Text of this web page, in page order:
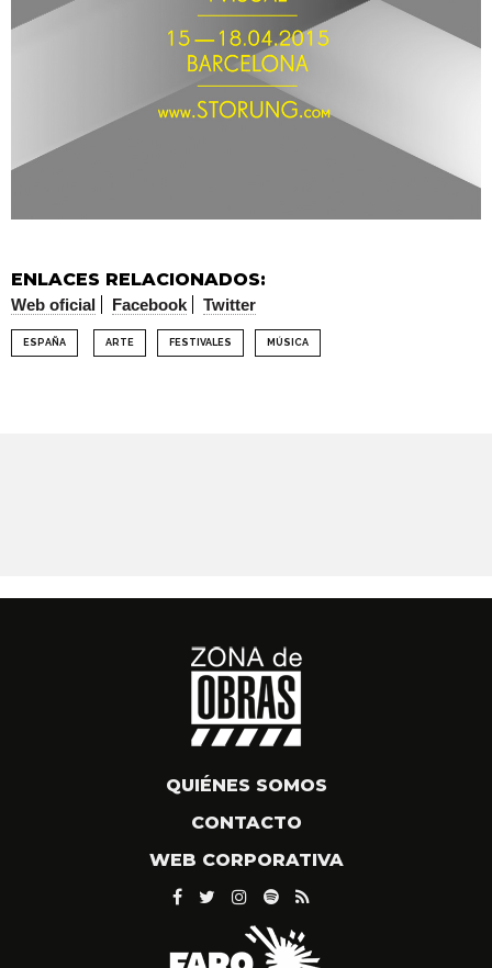
ENLACES RELACIONADOS:
Web oficial Facebook Twitter
ESPAÑA ARTE FESTIVALES MÚSICA
QUIÉNES SOMOS
CONTACTO
WEB CORPORATIVA